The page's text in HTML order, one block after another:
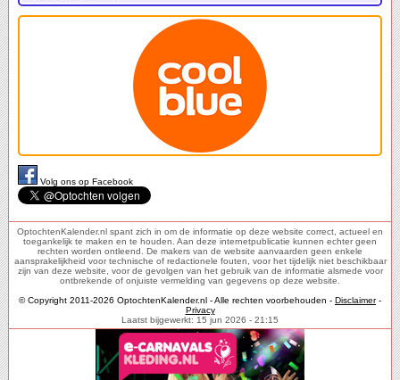
Volg ons op Facebook
OptochtenKalender.nl spant zich in om de informatie op deze website correct, actueel en
toegankelijk te maken en te houden. Aan deze internetpublicatie kunnen echter geen
rechten worden ontleend. De makers van de website aanvaarden geen enkele
aansprakelijkheid voor technische of redactionele fouten, voor het tijdelijk niet beschikbaar
zijn van deze website, voor de gevolgen van het gebruik van de informatie alsmede voor
ontbrekende of onjuiste vermelding van gegevens op deze website.
© Copyright 2011-2026 OptochtenKalender.nl - Alle rechten voorbehouden - Disclaimer-
Privacy
Laatst bijgewerkt: 15 jun 2026 - 21:15